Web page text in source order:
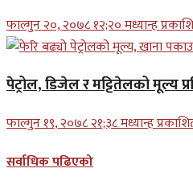
फाल्गुन २०, २०७८ १२;२० मध्यान्ह
पेट्रोल, डिजेल र मट्टितेलको मूल्य
फाल्गुन १९, २०७८ २१;३८ मध्यान्ह
सर्वाधिक पढिएको